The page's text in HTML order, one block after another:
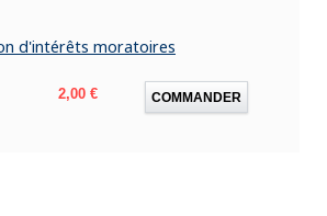
d'intérêts moratoires
Prix
2,00 € COMMANDER